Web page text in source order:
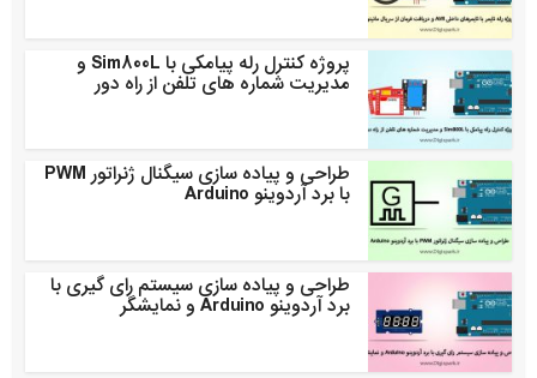
پروژه کنترل رله پیامکی با Sim800L و
مدیریت شماره های تلفن از راه دور
طراحی و پیاده سازی سیگنال ژنراتور PWM
با برد آردوینو Arduino
طراحی و پیاده سازی سیستم رای گیری با
برد آردوینو Arduino و نمایشگر